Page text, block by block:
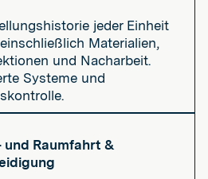
jeder Einheit
Materialien,
und Nacharbeit.
Systeme und
und Raumfahrt &